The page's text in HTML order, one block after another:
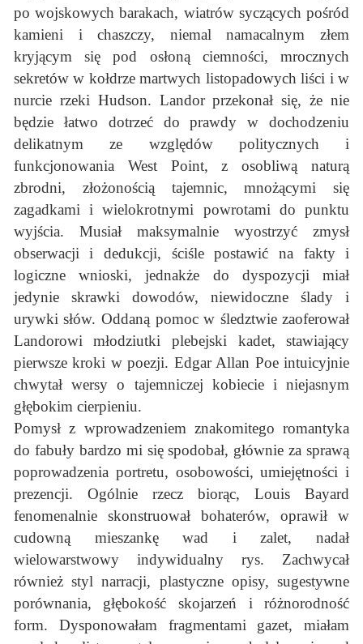
po wojskowych barakach, wiatrów syczących pośród
kamieni i chaszczy, niemal namacalnym złem
kryjącym się pod osłoną ciemności, mrocznych
sekretów w kołdrze martwych listopadowych liści i w
nurcie rzeki Hudson. Landor przekonał się, że nie
będzie łatwo dotrzeć do prawdy w dochodzeniu
delikatnym ze względów politycznych i
funkcjonowania West Point, z osobliwą naturą
zbrodni, złożonością tajemnic, mnożącymi się
zagadkami i wielokrotnymi powrotami do punktu
wyjścia. Musiał maksymalnie wyostrzyć zmysł
obserwacji i dedukcji, ściśle postawić na fakty i
logiczne wnioski, jednakże do dyspozycji miał
jedynie skrawki dowodów, niewidoczne ślady i
urywki słów. Oddaną pomoc w śledztwie zaoferował
Landorowi młodziutki plebejski kadet, stawiający
pierwsze kroki w poezji. Edgar Allan Poe intuicyjnie
chwytał wersy o tajemniczej kobiecie i niejasnym
głębokim cierpieniu.
Pomysł z wprowadzeniem znakomitego romantyka
do fabuły bardzo mi się spodobał, głównie za sprawą
poprowadzenia portretu, osobowości, umiejętności i
prezencji. Ogólnie rzecz biorąc, Louis Bayard
fenomenalnie skonstruował bohaterów, oprawił w
cudowną mieszankę wad i zalet, nadał
wielowarstwowy indywidualny rys. Zachwycał
również styl narracji, plastyczne opisy, sugestywne
porównania, głębokość skojarzeń i różnorodność
form. Dysponowałam fragmentami gazet, miałam